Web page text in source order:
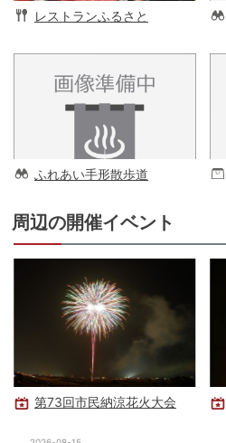
レストランふるさと
ふれあい手形散歩道
周辺の開催イベント
第73回市民納涼花火大会